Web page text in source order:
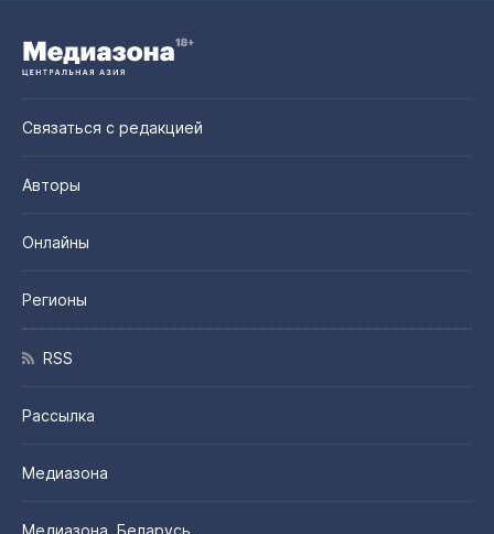
Связаться с редакцией
Авторы
Онлайны
Регионы
RSS
Рассылка
Медиазона
Медиазона. Беларусь